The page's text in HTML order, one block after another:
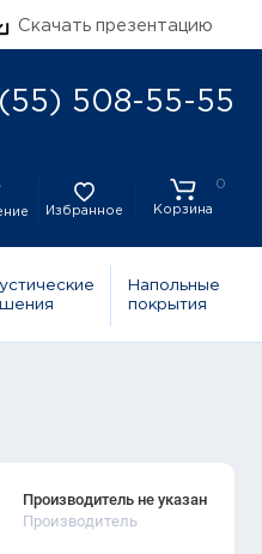
Скачать презентацию
508-55-55
Избранное
0
Корзина
Напольные
покрытия
Производитель не указан
Производитель